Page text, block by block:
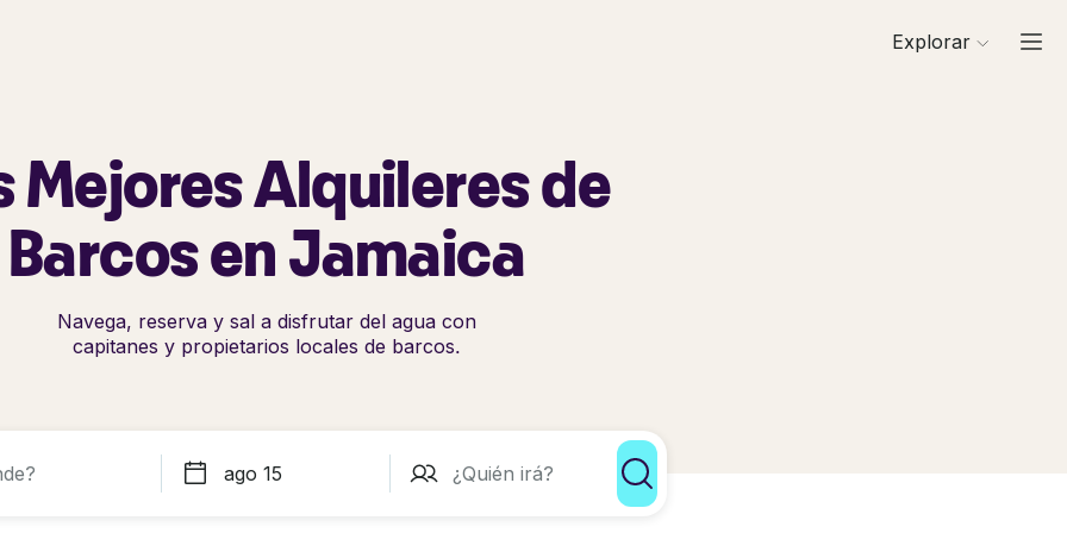
Explorar
Mejores Alquileres de
Barcos en Jamaica
Navega, reserva y sal a disfrutar del agua con
capitanes y propietarios locales de barcos.